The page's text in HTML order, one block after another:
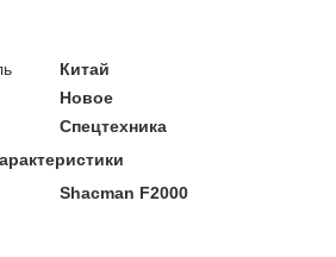
Китай
Новое
Спецтехника
Shacman F2000